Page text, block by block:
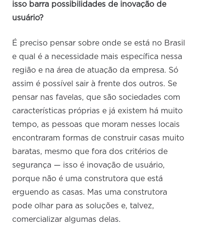
isso barra possibilidades de inovação de
usuário?
É preciso pensar sobre onde se está no Brasil
e qual é a necessidade mais específica nessa
região e na área de atuação da empresa. Só
assim é possível sair à frente dos outros. Se
pensar nas favelas, que são sociedades com
características próprias e já existem há muito
tempo, as pessoas que moram nesses locais
encontraram formas de construir casas muito
baratas, mesmo que fora dos critérios de
segurança — isso é inovação de usuário,
porque não é uma construtora que está
erguendo as casas. Mas uma construtora
pode olhar para as soluções e, talvez,
comercializar algumas delas.